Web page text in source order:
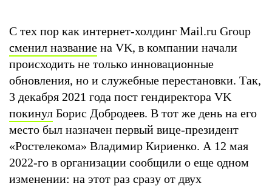
С тех пор как интернет-холдинг Mail.ru Group
сменил название на VK, в компании начали
происходить не только инновационные
обновления, но и служебные перестановки. Так,
3 декабря 2021 года пост гендиректора VK
покинул Борис Добродеев. В тот же день на его
место был назначен первый вице-президент
«Ростелекома» Владимир Кириенко. А 12 мая
2022-го в организации сообщили о еще одном
изменении: на этот раз сразу от двух